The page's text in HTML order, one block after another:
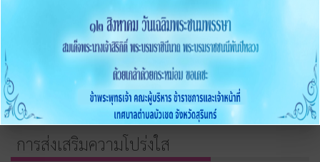
O13 แผนบริหารและพัฒนาทรัพยากรบุคคล
การดำเนินการตามนโยบายบริหารทรัพยากรบุคคล
หลักเกณฑ์การบริหารและพัฒนาทรัพยากรบุคคล
O14 รายงานผลการบริหารและทรัพยากรบุคคลประจำปี
2568
O15 ประมวลจริยธรรมและขับเคลื่อนจริยธรรม
การขับเคลื่อนจริยธรรม
การส่งเสริมความโปร่งใส